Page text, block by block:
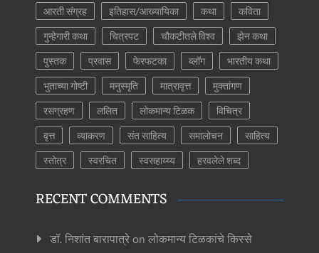
आरती संग्रह
इतिहास/आख्यायिका कथा
कविता
गुन्हेगारी कथा
चित्रपट चौकटीतले विश्व
झेन कथा
पुस्तक
प्रवास फेरफटका ब्लॉग
भारतीय कथा
भुताच्या गोष्टी
मनुस्मृति मात्रावृत्त
मुक्तांगण
रसग्रहण
ललित लोकमान्य टिळक
विचित्र
वृत्त
व्याकरण संत साहित्य समालोचन
साहित्य
स्तोत्र
स्वरचित स्वसहाय्य्य हरवलेले शब्द
RECENT COMMENTS
डॉ. निशांत बारापात्रेon लोकमान्य टिळकांचे किस्से